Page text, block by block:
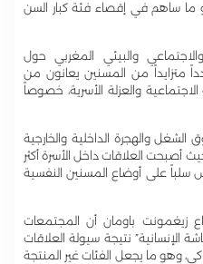
ما ساهم في إقصاء فئة كبار السن
والبيئي المغربي حول
متزايداً من المسنين يعانون من
والعزلة الأسرية، خصوصاً
والهجرة الداخلية والخارجية
أصبحت العلاقات داخل الأسرة أكثر
سلباً على أوضاع المسنين النفسية
زيغمونت باومان أن المجتمعات
الإنسانية” نتيجة سيولة العلاقات
وهو ما يجعل الفئات غير المنتجة